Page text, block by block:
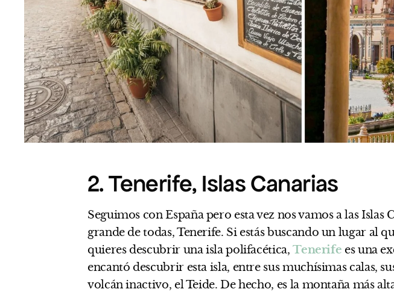
2. Tenerife, Islas Canarias
Seguimos con España pero esta vez nos vamos a las Islas
grande de todas, Tenerife. Si estás buscando un lugar al
quieres descubrir una isla polifacética,Tenerife es una
encantó descubrir esta isla, entre sus muchísimas calas,
volcán inactivo, el Teide. De hecho, es la montaña más